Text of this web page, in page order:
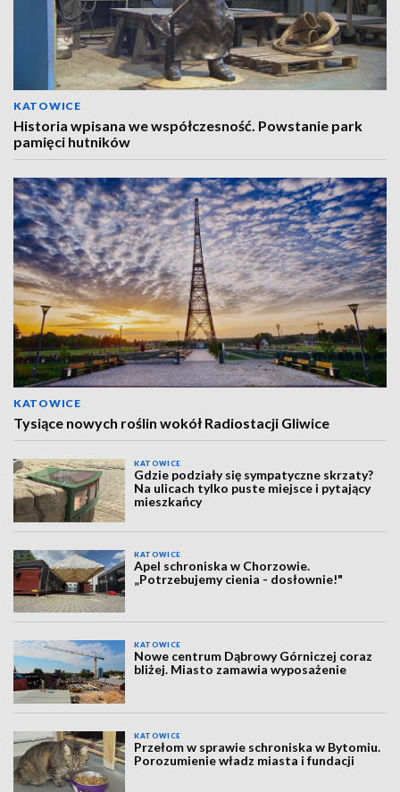
KATOWICE
Historia wpisana we współczesność. Powstanie park
pamięci hutników
KATOWICE
Tysiące nowych roślin wokół Radiostacji Gliwice
KATOWICE
Gdzie podziały się sympatyczne skrzaty?
Na ulicach tylko puste miejsce i pytający
mieszkańcy
KATOWICE
Apel schroniska w Chorzowie.
„Potrzebujemy cienia - dosłownie!"
KATOWICE
Nowe centrum Dąbrowy Górniczej coraz
bliżej. Miasto zamawia wyposażenie
KATOWICE
Przełom w sprawie schroniska w Bytomiu.
Porozumienie władz miasta i fundacji